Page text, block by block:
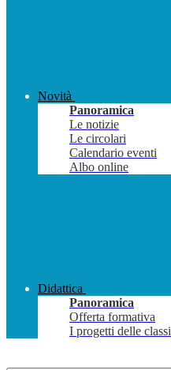
Novità
Panoramica
Le notizie
Le circolari
Calendario eventi
Albo online
Didattica
Panoramica
Offerta formativa
I progetti delle classi